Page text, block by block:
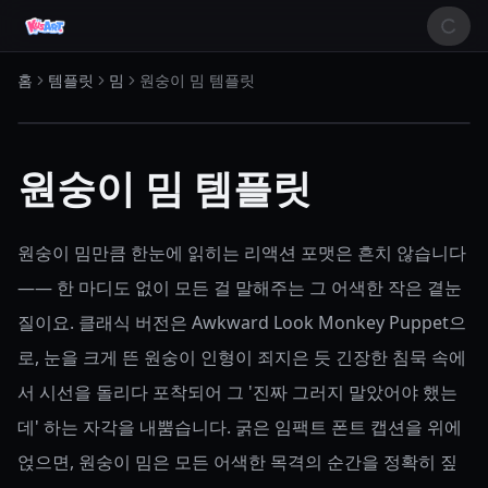
홈 템플릿 밈 원숭이 밈 템플릿
원숭이 밈 템플릿
원숭이 밈만큼 한눈에 읽히는 리액션 포맷은 흔치 않습니다
—— 한 마디도 없이 모든 걸 말해주는 그 어색한 작은 곁눈
질이요. 클래식 버전은 Awkward Look Monkey Puppet으
로, 눈을 크게 뜬 원숭이 인형이 죄지은 듯 긴장한 침묵 속에
서 시선을 돌리다 포착되어 그 '진짜 그러지 말았어야 했는
데' 하는 자각을 내뿜습니다. 굵은 임팩트 폰트 캡션을 위에
얹으면, 원숭이 밈은 모든 어색한 목격의 순간을 정확히 짚